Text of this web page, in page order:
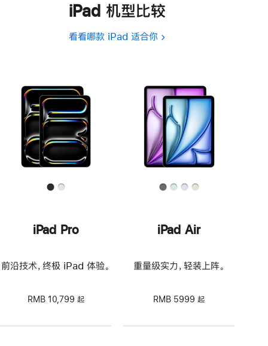
iPad 机型比较
看看哪款 iPad 适合你
iPad Pro
前沿技术，终极 iPad 体验。
RMB 10,799 起
iPad Air
重量级实力，轻装上阵。
RMB 5999 起